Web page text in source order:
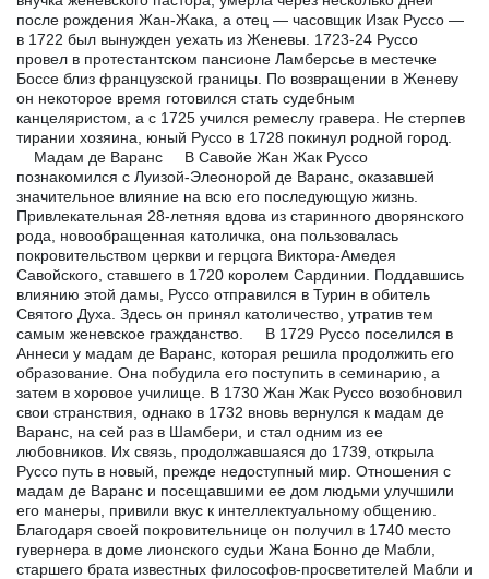
после рождения Жан-Жака, а отец — часовщик Изак Руссо —
в 1722 был вынужден уехать из Женевы. 1723-24 Руссо
провел в протестантском пансионе Ламберсье в местечке
Боссе близ французской границы. По возвращении в Женеву
он некоторое время готовился стать судебным
канцеляристом, а с 1725 учился ремеслу гравера. Не стерпев
тирании хозяина, юный Руссо в 1728 покинул родной город.
Мадам де Варанс В Савойе Жан Жак Руссо
познакомился с Луизой-Элеонорой де Варанс, оказавшей
значительное влияние на всю его последующую жизнь.
Привлекательная 28-летняя вдова из старинного дворянского
рода, новообращенная католичка, она пользовалась
покровительством церкви и герцога Виктора-Амедея
Савойского, ставшего в 1720 королем Сардинии. Поддавшись
влиянию этой дамы, Руссо отправился в Турин в обитель
Святого Духа. Здесь он принял католичество, утратив тем
самым женевское гражданство. В 1729 Руссо поселился в
Аннеси у мадам де Варанс, которая решила продолжить его
образование. Она побудила его поступить в семинарию, а
затем в хоровое училище. В 1730 Жан Жак Руссо возобновил
свои странствия, однако в 1732 вновь вернулся к мадам де
Варанс, на сей раз в Шамбери, и стал одним из ее
любовников. Их связь, продолжавшаяся до 1739, открыла
Руссо путь в новый, прежде недоступный мир. Отношения с
мадам де Варанс и посещавшими ее дом людьми улучшили
его манеры, привили вкус к интеллектуальному общению.
Благодаря своей покровительнице он получил в 1740 место
гувернера в доме лионского судьи Жана Бонно де Мабли,
старшего брата известных философов-просветителей Мабли и